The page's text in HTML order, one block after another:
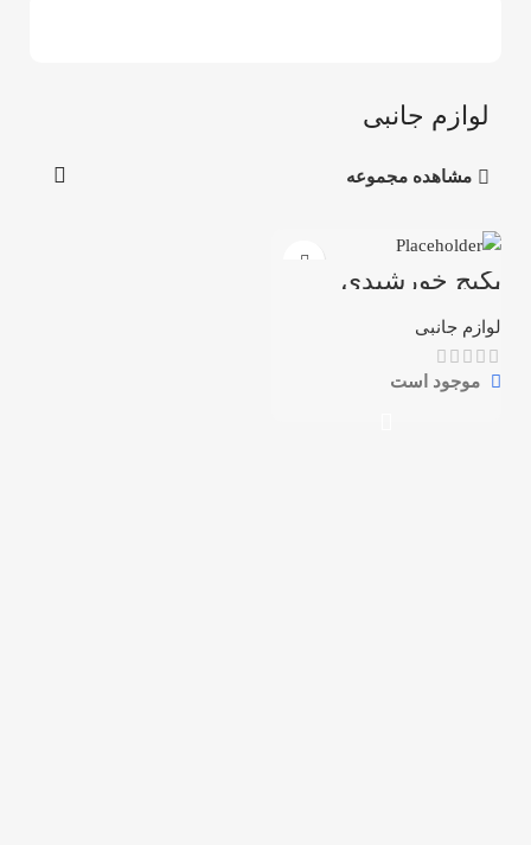
لوازم جانبی
مشاهده مجموعه
پکیج خورشیدی
استارتر 2کیلووات
لوازم جانبی
موجود است